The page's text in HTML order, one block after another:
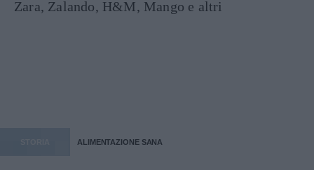
Zara, Zalando, H&M, Mango e altri
ALIMENTAZIONE SANA